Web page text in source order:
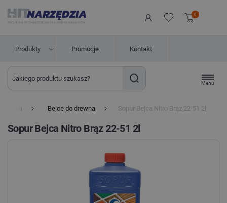
0
Produkty Promocje Kontakt
Menu
Chemia Bejce do drewna Sopur Bejca Nitro Brąz 22-51 2l
Sopur Bejca Nitro Brąz 22-51 2l